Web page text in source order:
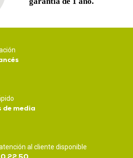
de media
al cliente disponible